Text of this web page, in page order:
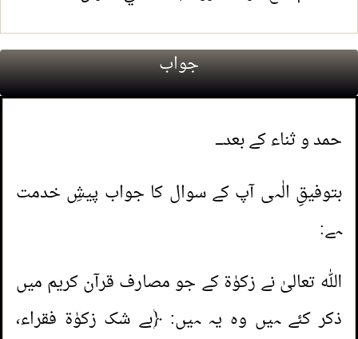
جواب
حمد و ثناء کے بعد۔۔۔
بتوفیقِ الٰہی آپ کے سوال کا جواب پیشِ خدمت
ہے:
اللہ تعالیٰ نے زکوٰۃ کے جو مصارف قرآن کریم میں
ذکر کئے ہیں وہ یہ ہیں: ﴿بے شک زکوٰۃ فقراء،